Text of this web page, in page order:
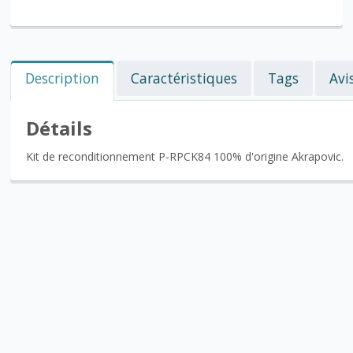
Description Caractéristiques Tags
Détails
Kit de reconditionnement P-RPCK84 100% d'origine Akrapovic.